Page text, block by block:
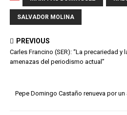
SALVADOR MOLINA
PREVIOUS
Carles Francino (SER): “La precariedad
amenazas del periodismo actual”
Pepe Domingo Castaño renueva por un